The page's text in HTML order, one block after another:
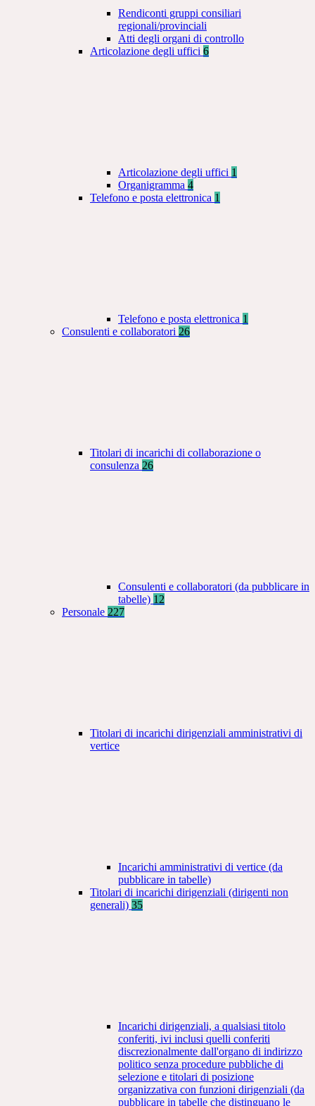
Rendiconti gruppi consiliari
regionali/provinciali
Atti degli organi di controllo
Articolazione degli uffici 6
Articolazione degli uffici 1
Organigramma 4
Telefono e posta elettronica 1
Telefono e posta elettronica 1
Consulenti e collaboratori 26
Titolari di incarichi di collaborazione o
consulenza 26
Consulenti e collaboratori (da pubblicare in
tabelle) 12
Personale 227
Titolari di incarichi dirigenziali amministrativi di
vertice
Incarichi amministrativi di vertice (da
pubblicare in tabelle)
Titolari di incarichi dirigenziali (dirigenti non
generali) 35
Incarichi dirigenziali, a qualsiasi titolo
conferiti, ivi inclusi quelli conferiti
discrezionalmente dall'organo di indirizzo
politico senza procedure pubbliche di
selezione e titolari di posizione
organizzativa con funzioni dirigenziali (da
pubblicare in tabelle che distinguano le